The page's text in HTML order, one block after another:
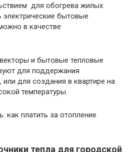
для обогрева жилых
бытовые
в качестве
и бытовые тепловые
для поддержания
для создания в квартире на
температуры.
как платить за отопление
тепла для городской